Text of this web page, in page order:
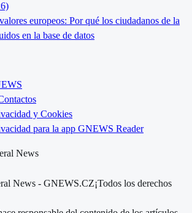
europeos: Por qué los ciudadanos de la
en la base de datos
y Cookies
para la app GNEWS Reader
News - GNEWS.CZ¡Todos los derechos